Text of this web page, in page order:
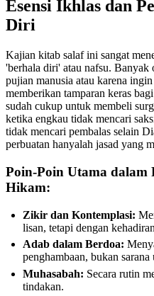
Esensi Ikhlas dan
Diri
Kajian kitab salaf ini sangat
'berhala diri' atau nafsu. Banyak
pujian manusia atau karena
memberikan tamparan keras
sudah cukup untuk membeli
ketika engkau tidak mencari
tidak mencari pembalas selain
perbuatan hanyalah jasad yang
Poin-Poin Utama
Hikam:
Zikir dan Kontemplasi:
lisan, tetapi dengan
Adab dalam Berdoa:
penghambaan, bukan
Muhasabah: Secara rutin
tindakan.